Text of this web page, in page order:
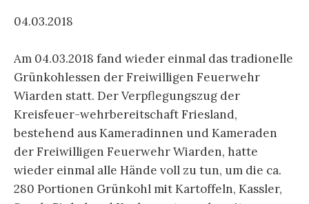
04.03.2018
Am 04.03.2018 fand wieder einmal das tradionelle
Grünkohlessen der Freiwilligen Feuerwehr
Wiarden statt. Der Verpflegungszug der
Kreisfeuer-wehrbereitschaft Friesland,
bestehend aus Kameradinnen und Kameraden
der Freiwilligen Feuerwehr Wiarden, hatte
wieder einmal alle Hände voll zu tun, um die ca.
280 Portionen Grünkohl mit Kartoffeln, Kassler,